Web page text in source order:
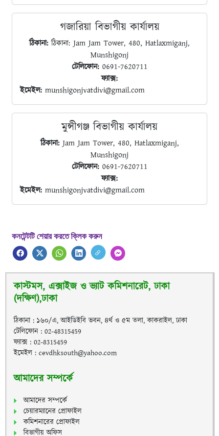
গজারিয়া বিভাগীয় কার্যালয়
ঠিকানা: ঠিকানা: Jam Jam Tower, 480, Hatlaxmiganj,
Munshigonj
টেলিফোন:0691-7620711
ফ্যাক্স:
ইমেইল: munshigonjvatdivi@gmail.com
মুন্সীগঞ্জ বিভাগীয় কার্যালয়
ঠিকানা:Jam Jam Tower, 480, Hatlaxmiganj,
Munshigonj
টেলিফোন:0691-7620711
ফ্যাক্স:
ইমেইল: munshigonjvatdivi@gmail.com
কনটেন্টটি শেয়ার করতে ক্লিক করুন
কাস্টমস, এক্সাইজ ও ভ্যাট কমিশনারেট, ঢাকা
(দক্ষিণ),ঢাকা
ঠিকানা : ১৬০/এ, আইডিইবি ভবন, ৪র্থ ও ৫ম তলা, কাকরাইল, ঢাকা
টেলিফোন : 02-48315459
ফ্যাক্স : 02-8315459
ইমেইল : cevdhksouth@yahoo.com
আমাদের সম্পর্কে
আমাদের সম্পর্কে
চেয়ারম্যানের প্রোফাইল
কমিশনারের প্রোফাইল
বিভাগীয় অফিস